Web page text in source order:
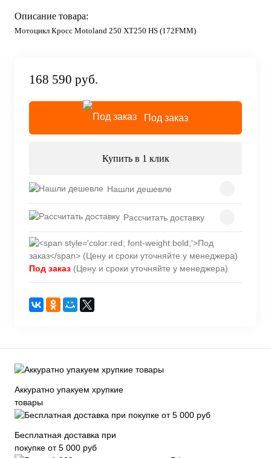
Описание товара:
Мотоцикл Кросс Motoland 250 XT250 HS (172FMM)
168 590 руб.
Под заказ
Купить в 1 клик
Нашли дешевле
Рассчитать доставку
Под заказ (Цену и сроки уточняйте у менеджера)
Аккуратно упакуем хрупкие
товары
Бесплатная доставка при
покупке от 5 000 руб